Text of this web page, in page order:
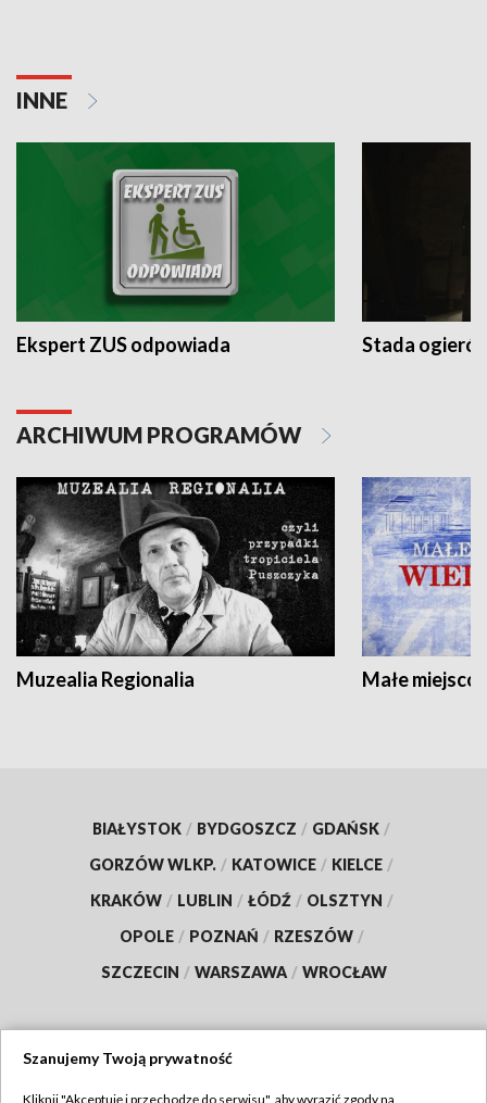
INNE
Ekspert ZUS odpowiada Stada
ARCHIWUM PROGRAMÓW
Muzealia Regionalia Małe
BIAŁYSTOK / BYDGOSZCZ / GDAŃSK /
GORZÓW WLKP. / KATOWICE / KIELCE /
KRAKÓW / LUBLIN / ŁÓDŹ / OLSZTYN /
OPOLE / POZNAŃ / RZESZÓW /
SZCZECIN / WARSZAWA / WROCŁAW
Szanujemy Twoją prywatność
Kliknij "Akceptuję i przechodzę do serwisu", aby wyrazić zgody na